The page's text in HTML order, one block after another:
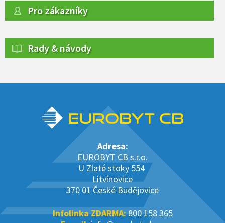
Pro zákazníky
Rady & návody
Adresa:
EUROBYT CB s.r.o.
U Zlaté stoky 554
Litvínovice
370 01 České Budějovice
Infolinka ZDARMA:800 158 365